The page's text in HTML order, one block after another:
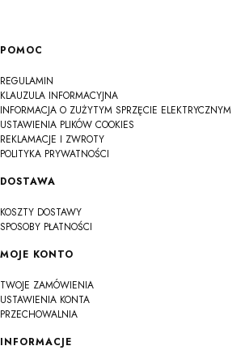
Linki w stopce
POMOC
REGULAMIN
KLAUZULA INFORMACYJNA
INFORMACJA O ZUŻYTYM SPRZĘCIE ELEKTRYCZNYM
USTAWIENIA PLIKÓW COOKIES
REKLAMACJE I ZWROTY
POLITYKA PRYWATNOŚCI
DOSTAWA
KOSZTY DOSTAWY
SPOSOBY PŁATNOŚCI
MOJE KONTO
TWOJE ZAMÓWIENIA
USTAWIENIA KONTA
PRZECHOWALNIA
INFORMACJE